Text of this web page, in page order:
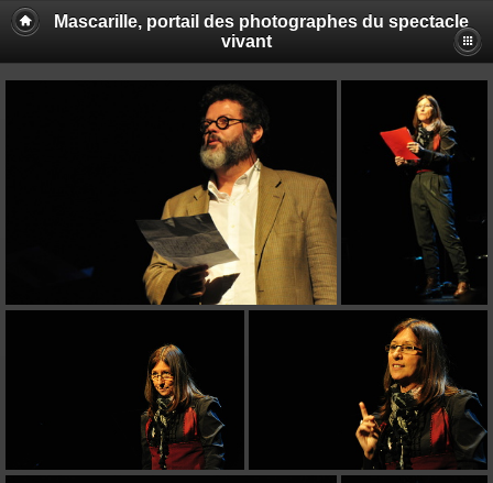
Mascarille, portail des photographes du spectacle
vivant